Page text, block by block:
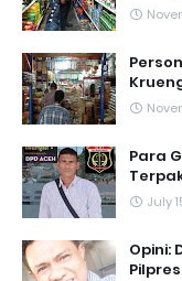
Para
July
Opini: